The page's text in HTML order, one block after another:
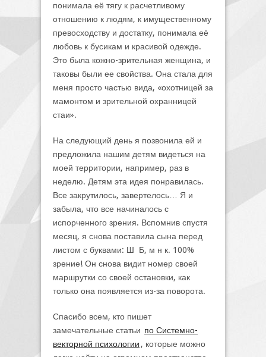
понимала её тягу к расчетливому
отношению к людям, к имущественному
превосходству и достатку, понимала её
любовь к бусикам и красивой одежде.
Это была кожно-зрительная женщина, и
таковы были ее свойства. Она стала для
меня просто частью вида, «охотницей за
мамонтом и зрительной охранницей
стаи».
На следующий день я позвонила ей и
предложила нашим детям видеться на
моей территории, например, раз в
неделю. Детям эта идея понравилась.
Все закрутилось, завертелось… Я и
забыла, что все начиналось с
испорченного зрения. Вспомнив спустя
месяц, я снова поставила сына перед
листом с буквами: Ш Б, м н к. 100%
зрение! Он снова видит номер своей
маршрутки со своей остановки, как
только она появляется из-за поворота.
Спасибо всем, кто пишет
замечательные статьи по Системно-
векторной психологии , которые можно